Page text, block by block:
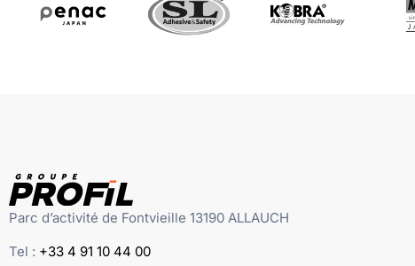
Parc d’activité de Fontvieille 13190 ALLAUCH
Tel : +33 4 91 10 44 00